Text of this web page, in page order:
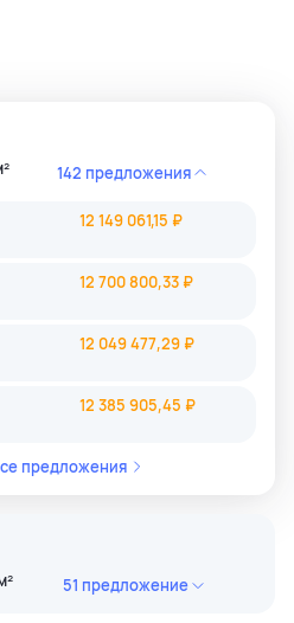
142 предложения
12 149 061,15 ₽
12 700 800,33 ₽
12 049 477,29 ₽
12 385 905,45 ₽
предложения
51 предложение